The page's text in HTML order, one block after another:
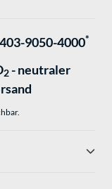
9050-4000*
2 - neutraler